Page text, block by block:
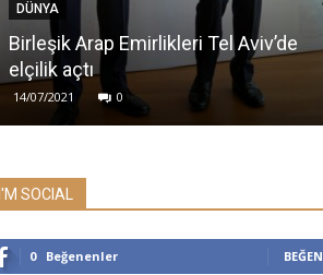
DÜNYA
Birleşik Arap Emirlikleri Tel Aviv’de
elçilik açtı
14/07/2021 0
I'M SOCIAL
0 Beğenenler BEĞEN